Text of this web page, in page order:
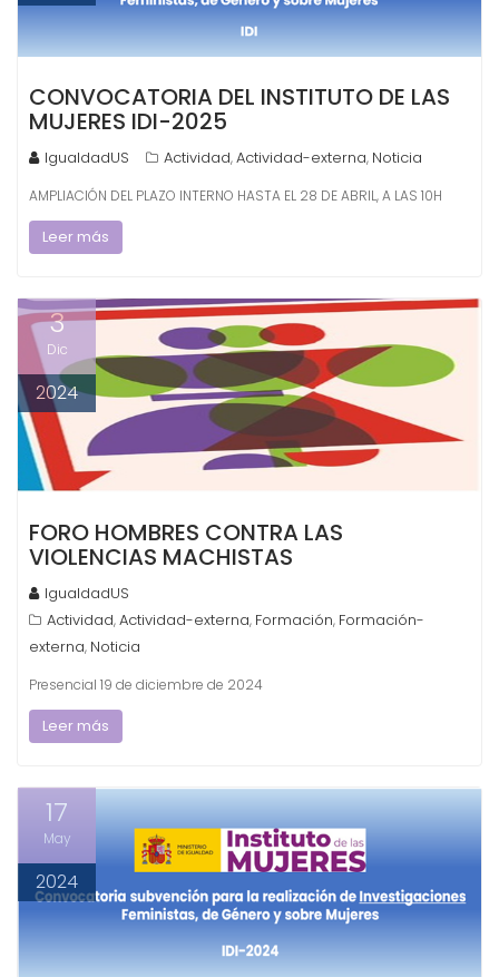
CONVOCATORIA DEL INSTITUTO DE LAS
MUJERES IDI-2025
IgualdadUS Actividad,Actividad-externa, Noticia
AMPLIACIÓN DEL PLAZO INTERNO HASTA EL 28 DE ABRIL, A LAS 10H
Leer más
3
Dic
2024
FORO HOMBRES CONTRA LAS
VIOLENCIAS MACHISTAS
IgualdadUS
Actividad,Actividad-externa, Formación, Formación-
externa, Noticia
Presencial 19 de diciembre de 2024
Leer más
17
May
2024